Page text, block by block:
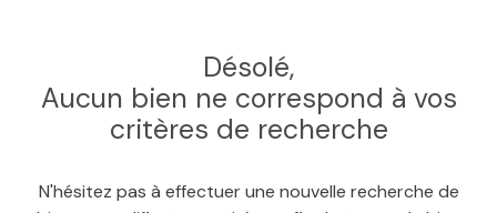
ALERTE
MAIL
Désolé,
Aucun bien ne correspond à vos
critères de recherche
N'hésitez pas à effectuer une nouvelle recherche de